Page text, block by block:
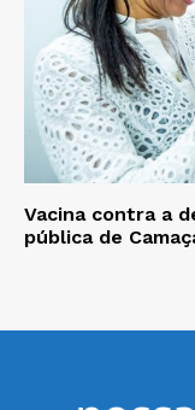
Vacina contra a
pública de